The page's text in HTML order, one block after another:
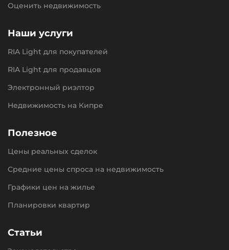
Оценить недвижимость
Наши услуги
RIA Light для покупателей
RIA Light для продавцов
Электронный риэлтор
Недвижимость на Кипре
Полезное
Цены реальных сделок
Средние цены спроса на недвижимость
Графики цен на жилье
Планировки квартир
Статьи